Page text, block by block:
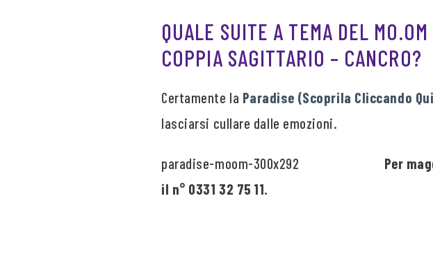
QUALE SUITE A TEMA DEL
COPPIA SAGITTARIO – CANCRO?
Certamente la Paradise (Scoprila Cliccando
lasciarsi cullare dalle emozioni.
Per
il n° 0331 32 75 11.